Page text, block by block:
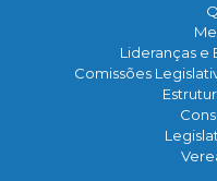
Lideranças e
Comissões